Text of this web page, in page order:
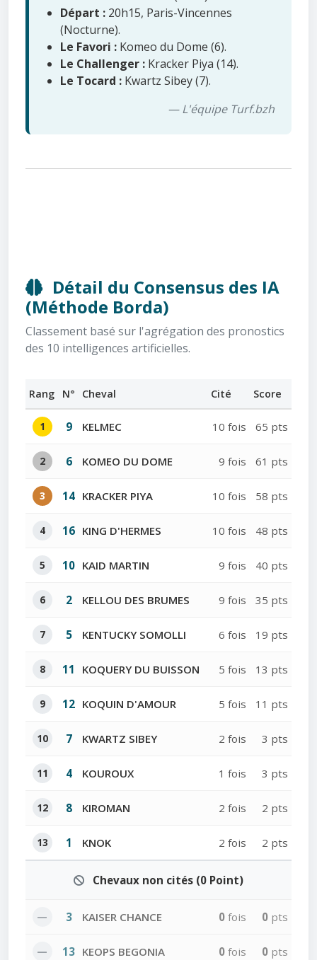
Départ : 20h15, Paris-Vincennes
(Nocturne).
Le Favori : Komeo du Dome (6).
Le Challenger : Kracker Piya (14).
Le Tocard : Kwartz Sibey (7).
— L'équipe Turf.bzh
Détail du Consensus des IA
(Méthode Borda)
Classement basé sur l'agrégation des pronostics
des 10 intelligences artificielles.
Rang N° Cheval Cité Score
1 9 KELMEC 10 fois 65 pts
2 6 KOMEO DU DOME 9 fois 61 pts
3 14 KRACKER PIYA 10 fois 58 pts
4 16 KING D'HERMES 10 fois 48 pts
5 10 KAID MARTIN 9 fois 40 pts
6 2 KELLOU DES BRUMES 9 fois 35 pts
7 5 KENTUCKY SOMOLLI 6 fois 19 pts
8 11 KOQUERY DU BUISSON 5 fois 13 pts
9 12 KOQUIN D'AMOUR 5 fois 11 pts
10 7 KWARTZ SIBEY 2 fois 3 pts
11 4 KOUROUX 1 fois 3 pts
12 8 KIROMAN 2 fois 2 pts
13 1 KNOK 2 fois 2 pts
Chevaux non cités (0 Point)
— 3 KAISER CHANCE 0 fois 0 pts
— 13 KEOPS BEGONIA 0 fois 0 pts